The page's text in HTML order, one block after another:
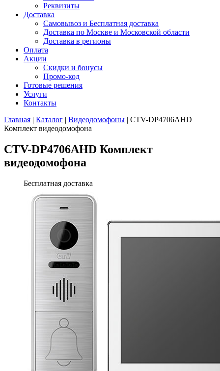
Реквизиты
Доставка
Самовывоз и Бесплатная доставка
Доставка по Москве и Московской области
Доставка в регионы
Оплата
Акции
Скидки и бонусы
Промо-код
Готовые решения
Услуги
Контакты
Главная | Каталог | Видеодомофоны | CTV-DP4706AHD
Комплект видеодомофона
CTV-DP4706AHD Комплект
видеодомофона
Бесплатная доставка